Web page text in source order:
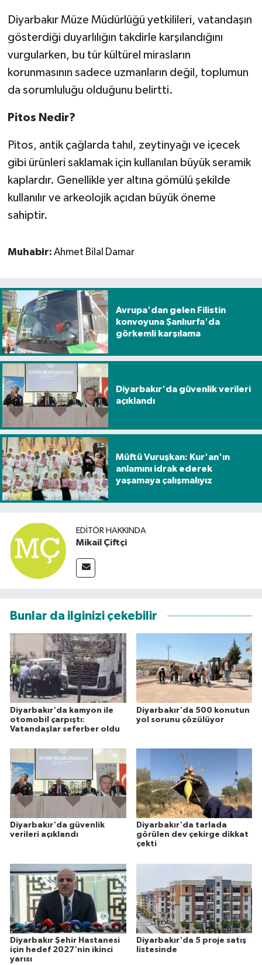
Diyarbakır Müze Müdürlüğü yetkilileri, vatandaşın
gösterdiği duyarlılığın takdirle karşılandığını
vurgularken, bu tür kültürel mirasların
korunmasının sadece uzmanların değil, toplumun
da sorumluluğu olduğunu belirtti.
Pitos Nedir?
Pitos, antik çağlarda tahıl, zeytinyağı ve içecek
gibi ürünleri saklamak için kullanılan büyük seramik
kaplardır. Genellikle yer altına gömülü şekilde
kullanılır ve arkeolojik açıdan büyük öneme
sahiptir.
Muhabir: Ahmet Bilal Damar
Avrupa'dan gelen Filistin
konvoyuna Şanlıurfa'da
görkemli karşılama
Diyarbakır'da güvenlik verileri
açıklandı
Müftü Vuruşkan: Kur'an'ın
anlamını idrak ederek
yaşamaya çalışmalıyız
EDITÖR HAKKINDA
Mikail Çiftçi
Bunlar da ilginizi çekebilir
Diyarbakır'da kamyon ile
otomobil çarpıştı:
Vatandaşlar seferber oldu
Diyarbakır'da 500 konutun
yol sorunu çözülüyor
Diyarbakır'da güvenlik
verileri açıklandı
Diyarbakır'da tarlada
görülen dev çekirge dikkat
çekti
Diyarbakır Şehir Hastanesi
için hedef 2027'nin ikinci
yarısı
Diyarbakır'da 5 proje satış
listesinde